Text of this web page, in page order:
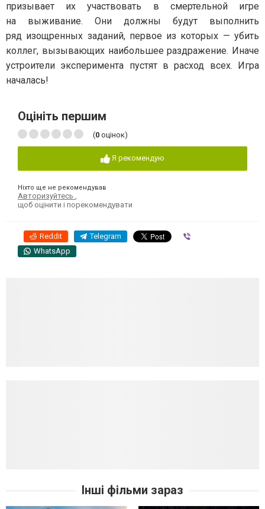
призывает их участвовать в смертельной игре
на выживание. Они должны будут выполнить
ряд изощренных заданий, первое из которых — убить
коллег, вызывающих наибольшее раздражение. Иначе
устроители эксперимента пустят в расход всех. Игра
началась!
Оцініть першим
(0 оцінок)
Я рекомендую
Ніхто ще не рекомендував
Авторизуйтесь
щоб оцінити і порекомендувати
Reddit Telegram
WhatsApp
Інші фільми зараз